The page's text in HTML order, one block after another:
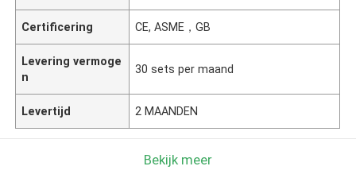
Certificering CE, ASME，GB
Levering vermoge
n
30 sets per maand
Levertijd 2 MAANDEN
Bekijk meer